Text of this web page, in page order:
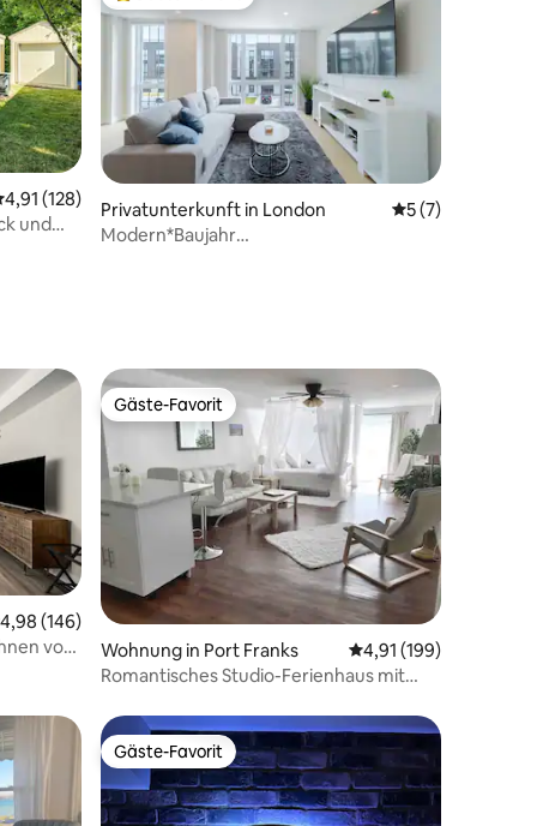
Bewertungen
Bewertung: 4,91 von 5, 128 Bewertungen
4,91 (128)
und
Privatunterkunft in London
5 (7)
Modern*Baujahr
Bewertungen
Bewertung: 4,98 von 5, 146 Bewertungen
4,98 (146)
vom
Gäste-Favorit
Gäste-Favorit
Wohnung in Port Franks Durchschnittliche
4,91 (199)
Romantisches Studio-Ferienhaus mit
Gäste-Favorit
Gäste-Favorit